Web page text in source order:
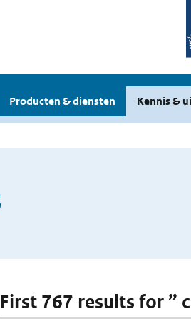
Producten & diensten Kennis &
First 767 results for ”